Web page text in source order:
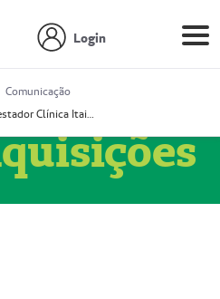
Login
Comunicação
Prestador Clínica Itaipú Ltda (51004348-2)